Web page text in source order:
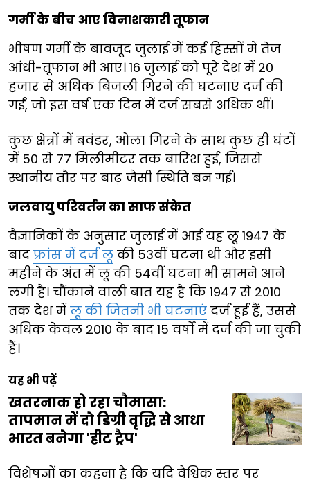
गर्मी के बीच आए विनाशकारी तूफान
भीषण गर्मी के बावजूद जुलाई में कई हिस्सों में तेज
आंधी-तूफान भी आए। 16 जुलाई को पूरे देश में 20
हजार से अधिक बिजली गिरने की घटनाएं दर्ज की
गईं, जो इस वर्ष एक दिन में दर्ज सबसे अधिक थीं।
कुछ क्षेत्रों में बवंडर, ओला गिरने के साथ कुछ ही घंटों
में 50 से 77 मिलीमीटर तक बारिश हुई, जिससे
स्थानीय तौर पर बाढ़ जैसी स्थिति बन गई।
जलवायु परिवर्तन का साफ संकेत
वैज्ञानिकों के अनुसार जुलाई में आई यह लू 1947 के
बाद फ्रांस में दर्ज लू की 53वीं घटना थी और इसी
महीने के अंत में लू की 54वीं घटना भी सामने आने
लगी है। चौंकाने वाली बात यह है कि 1947 से 2010
तक देश में लू की जितनी भी घटनाएं दर्ज हुईं हैं, उससे
अधिक केवल 2010 के बाद 15 वर्षों में दर्ज की जा चुकी
हैं।
यह भी पढ़ें
खतरनाक हो रहा चौमासा:
तापमान में दो डिग्री वृद्धि से आधा
भारत बनेगा 'हीट ट्रैप'
विशेषज्ञों का कहना है कि यदि वैश्विक स्तर पर